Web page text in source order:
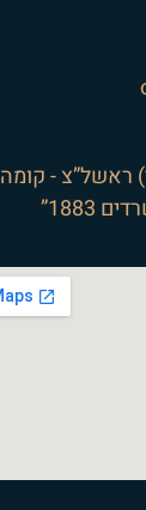
העיר) ראשל”צ - קומה